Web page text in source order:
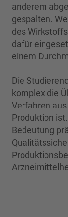
anderem
gespalten.
des
dafür
einem
Die
komplex die
Verfahren
Produktion
Bedeutung